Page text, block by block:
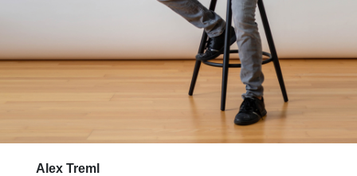
Alex Treml